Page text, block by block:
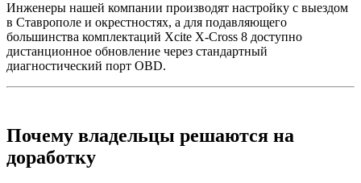
Инженеры нашей компании производят настройку с выездом
в Ставрополе и окрестностях, а для подавляющего
большинства комплектаций Xcite X-Cross 8 доступно
дистанционное обновление через стандартный
диагностический порт OBD.
Почему владельцы решаются на
доработку